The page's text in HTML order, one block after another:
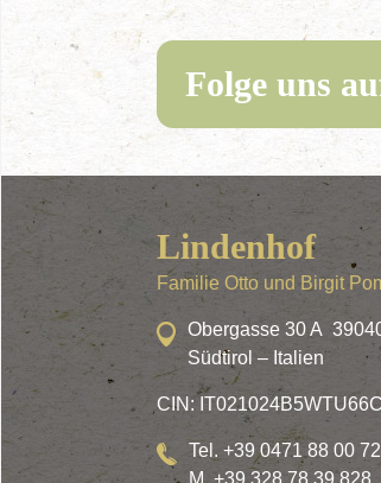
Folge uns
Lindenhof
Familie Otto und Birgit
Obergasse 30 A
Südtirol – Italien
CIN:
Tel. +39 0471 88 00 72
M. +39 328 78 39 828